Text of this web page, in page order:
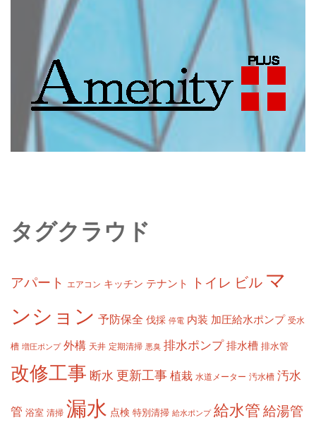
タグクラウド
アパート エアコン キッチン テナント トイレ ビル マ
ンション 予防保全 伐採 停電 内装 加圧給水ポンプ 受水
槽 増圧ポンプ 外構 天井 定期清掃 悪臭 排水ポンプ 排水槽 排水管
改修工事 断水 更新工事 植栽 水道メーター 汚水槽 汚水
管 浴室 清掃 漏水 点検 特別清掃 給水ポンプ 給水管 給湯管